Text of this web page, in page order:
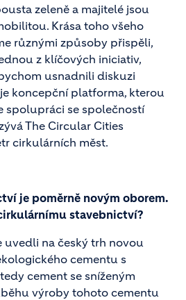
zeleně a majitelé jsou
Krása toho všeho
různými způsoby přispěli,
z klíčových iniciativ,
usnadnili diskuzi
koncepční platforma, kterou
spolupráci se společností
The Circular Cities
cirkulárních měst.
je poměrně novým oborem.
stavebnictví?
uvedli na český trh novou
cementu s
cement se sníženým
výroby tohoto cementu